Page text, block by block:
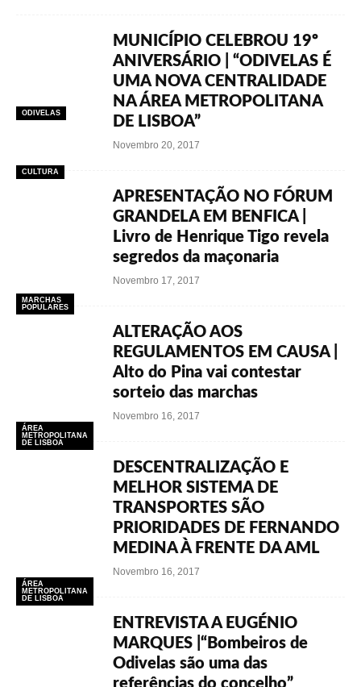
ODIVELAS
MUNICÍPIO CELEBROU 19º
ANIVERSÁRIO | “ODIVELAS É
UMA NOVA CENTRALIDADE
NA ÁREA METROPOLITANA
DE LISBOA”
Novembro 20, 2017
CULTURA
APRESENTAÇÃO NO FÓRUM
GRANDELA EM BENFICA |
Livro de Henrique Tigo revela
segredos da maçonaria
Novembro 17, 2017
MARCHAS
POPULARES
ALTERAÇÃO AOS
REGULAMENTOS EM CAUSA |
Alto do Pina vai contestar
sorteio das marchas
Novembro 16, 2017
ÁREA
METROPOLITANA
DE LISBOA
DESCENTRALIZAÇÃO E
MELHOR SISTEMA DE
TRANSPORTES SÃO
PRIORIDADES DE FERNANDO
MEDINA À FRENTE DA AML
Novembro 16, 2017
ÁREA
METROPOLITANA
DE LISBOA
ENTREVISTA A EUGÉNIO
MARQUES |“Bombeiros de
Odivelas são uma das
referências do concelho”